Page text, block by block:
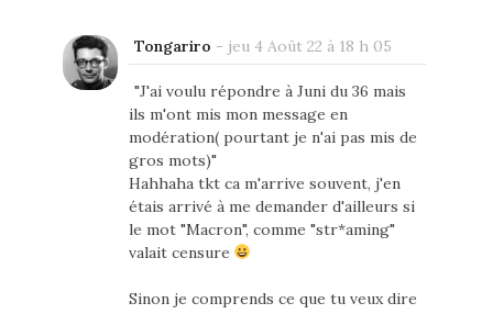
Tongariro - jeu 4 Août 22 à 18 h 05
"J'ai voulu répondre à Juni du 36 mais
ils m'ont mis mon message en
modération( pourtant je n'ai pas mis de
gros mots)"
Hahhaha tkt ca m'arrive souvent, j'en
étais arrivé à me demander d'ailleurs si
le mot "Macron", comme "str*aming"
valait censure
Sinon je comprends ce que tu veux dire